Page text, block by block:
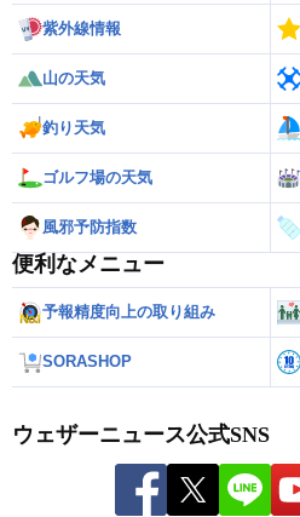
紫外線情報
山の天気
釣り天気
ゴルフ場の天気
風邪予防指数
便利なメニュー
予報精度向上の取り組み
SORASHOP
ウェザーニュース公式SNS